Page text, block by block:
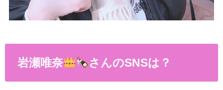
岩瀬唯奈 さんのSNSは？